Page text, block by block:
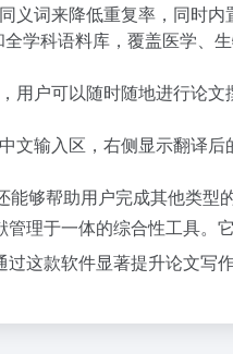
词来降低重复率，同时
学科语料库，覆盖医学
用户可以随时随地进行论
文输入区，右侧显示翻译
够帮助用户完成其他类型
理于一体的综合性工具
这款软件显著提升论文写作